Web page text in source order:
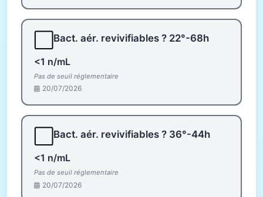
Bact. aér. revivifiables ? 22°-68h
<1 n/mL
Pas de seuil réglementaire
20/07/2026
Bact. aér. revivifiables ? 36°-44h
<1 n/mL
Pas de seuil réglementaire
20/07/2026